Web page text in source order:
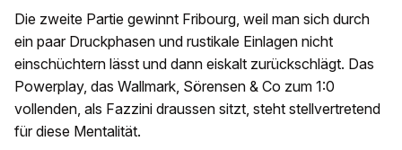
Die zweite Partie gewinnt Fribourg, weil man sich durch
ein paar Druckphasen und rustikale Einlagen nicht
einschüchtern lässt und dann eiskalt zurückschlägt. Das
Powerplay, das Wallmark, Sörensen & Co zum 1:0
vollenden, als Fazzini draussen sitzt, steht stellvertretend
für diese Mentalität.